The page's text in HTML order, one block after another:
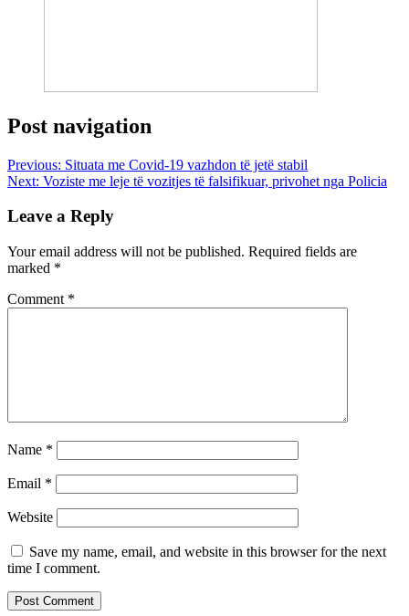
Post navigation
Previous: Situata me Covid-19 vazhdon të jetë stabil
Next: Voziste me leje të vozitjes të falsifikuar, privohet nga Policia
Leave a Reply
Your email address will not be published. Required fields are
marked *
Comment *
Name *
Email *
Website
Save my name, email, and website in this browser for the next
time I comment.